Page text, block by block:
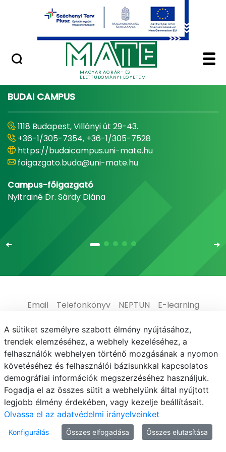
Ugrás a fő tartalomhoz
MAGYAR AGRÁR- ÉS
ÉLETTUDOMÁNYI EGYETEM
Minőségügy
Home - Magyar
BUDAI CAMPUS
1118 Budapest, Villányi út 29-43.
+36-1/305-7354, +36-1/305-7528
https://budaicampus.uni-mate.hu
foigazgato.buda@uni-mate.hu
Campus-főigazgató
Nyitrainé Dr. Sárdy Diána
Email Telefonkönyv NEPTUN
E-learning
Médiaközpont
Informatikai Igazgatóság
Adatvédelem
© MATE 2021
A sütiket személyre szabott élmény nyújtásához,
trendek elemzéséhez, a webhely kezeléséhez, a
felhasználók webhelyen történő mozgásának a nyomon
követéséhez és felhasználói bázisunkkal kapcsolatos
demográfiai információk megszerzéséhez használjuk.
Fogadja el az összes sütit a webhelyünk által nyújtott
legjobb élmény érdekében, vagy kezelje beállításait.
Olvassa el az adatvédelmi irányelveinket
Konfigurálás Összes elfogadása Összes elutasítása